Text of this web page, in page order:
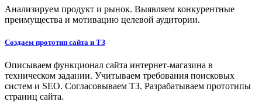
Анализируем продукт и рынок. Выявляем конкурентные
преимущества и мотивацию целевой аудитории.
Создаем прототип сайта и ТЗ
Описываем функционал сайта интернет-магазина в
техническом задании. Учитываем требования поисковых
систем и SEO. Согласовываем ТЗ. Разрабатываем прототипы
страниц сайта.